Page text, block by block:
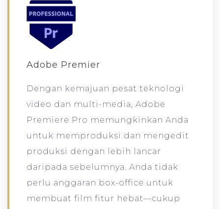
Adobe Premier
Dengan kemajuan pesat teknologi
video dan multi-media, Adobe
Premiere Pro memungkinkan Anda
untuk memproduksi dan mengedit
produksi dengan lebih lancar
daripada sebelumnya. Anda tidak
perlu anggaran box-office untuk
membuat film fitur hebat—cukup